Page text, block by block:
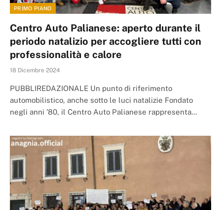
PRIMO PIANO
Centro Auto Palianese: aperto durante il
periodo natalizio per accogliere tutti con
professionalità e calore
18 Dicembre 2024
PUBBLIREDAZIONALE Un punto di riferimento
automobilistico, anche sotto le luci natalizie Fondato
negli anni ’80, il Centro Auto Palianese rappresenta…